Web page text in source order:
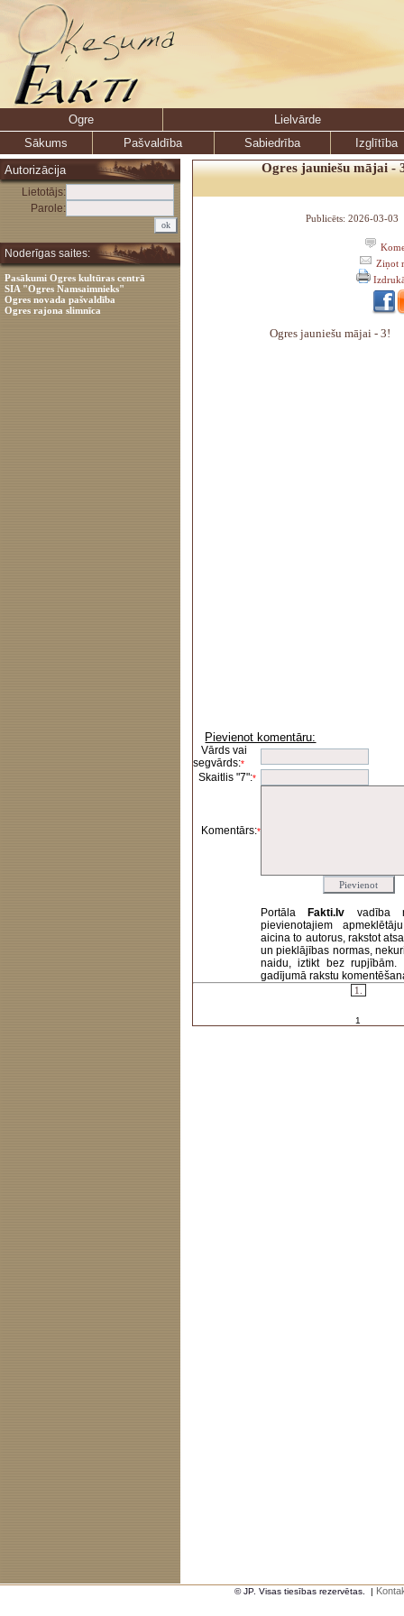
Ogre
Lielvārde
Sākums
Pašvaldība Sabiedrība
Izglītība
Autorizācija
Lietotājs:
Parole:
Noderīgas saites:
Pasākumi Ogres kultūras centrā
SIA "Ogres Namsaimnieks"
Ogres novada pašvaldība
Ogres rajona slimnīca
Ogres jauniešu mājai -
Publicēts: 2026-03-03
Ziņot
Ogres jauniešu mājai - 3!
Pievienot komentāru:
Vārds vai
segvārds:*
Skaitlis "7":*
Komentārs:*
Portāla Fakti.lv vadība
pievienotajiem
aicina to autorus, rakstot
un pieklājības normas,
naidu, iztikt bez rupjībām.
gadījumā rakstu
1.
1
© JP. Visas tiesības rezervētas. |